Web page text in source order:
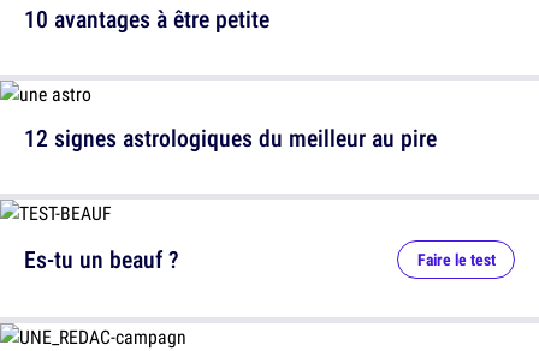
10 avantages à être petite
12 signes astrologiques du meilleur au pire
Es-tu un beauf ? Faire le test